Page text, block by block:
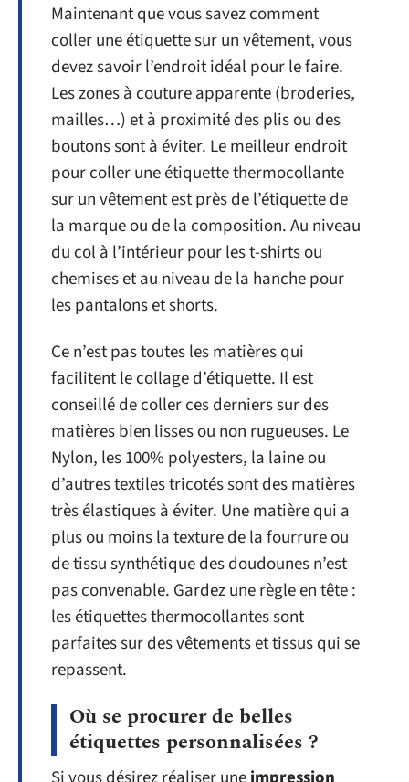
Maintenant que vous savez comment
coller une étiquette sur un vêtement, vous
devez savoir l’endroit idéal pour le faire.
Les zones à couture apparente (broderies,
mailles…) et à proximité des plis ou des
boutons sont à éviter. Le meilleur endroit
pour coller une étiquette thermocollante
sur un vêtement est près de l’étiquette de
la marque ou de la composition. Au niveau
du col à l’intérieur pour les t-shirts ou
chemises et au niveau de la hanche pour
les pantalons et shorts.
Ce n’est pas toutes les matières qui
facilitent le collage d’étiquette. Il est
conseillé de coller ces derniers sur des
matières bien lisses ou non rugueuses. Le
Nylon, les 100% polyesters, la laine ou
d’autres textiles tricotés sont des matières
très élastiques à éviter. Une matière qui a
plus ou moins la texture de la fourrure ou
de tissu synthétique des doudounes n’est
pas convenable. Gardez une règle en tête :
les étiquettes thermocollantes sont
parfaites sur des vêtements et tissus qui se
repassent.
Où se procurer de belles
étiquettes personnalisées ?